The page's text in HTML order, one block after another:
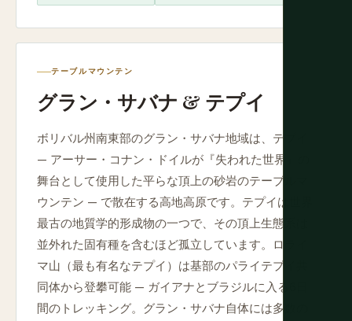
テーブルマウンテン
グラン・サバナ & テプイ
ボリバル州南東部のグラン・サバナ地域は、テプイ
— アーサー・コナン・ドイルが『失われた世界』の
舞台として使用した平らな頂上の砂岩のテーブルマ
ウンテン — で散在する高地高原です。テプイは世界
最古の地質学的形成物の一つで、その頂上生態系は
並外れた固有種を含むほど孤立しています。ロライ
マ山（最も有名なテプイ）は基部のパライテプイ共
同体から登攀可能 — ガイアナとブラジルに入る6日
間のトレッキング。グラン・サバナ自体には多数の